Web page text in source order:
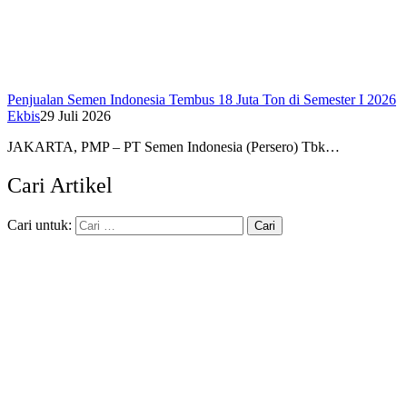
Penjualan Semen Indonesia Tembus 18 Juta Ton di Semester I 2026
Ekbis29 Juli 2026
JAKARTA, PMP – PT Semen Indonesia (Persero) Tbk…
Cari Artikel
Cari untuk: